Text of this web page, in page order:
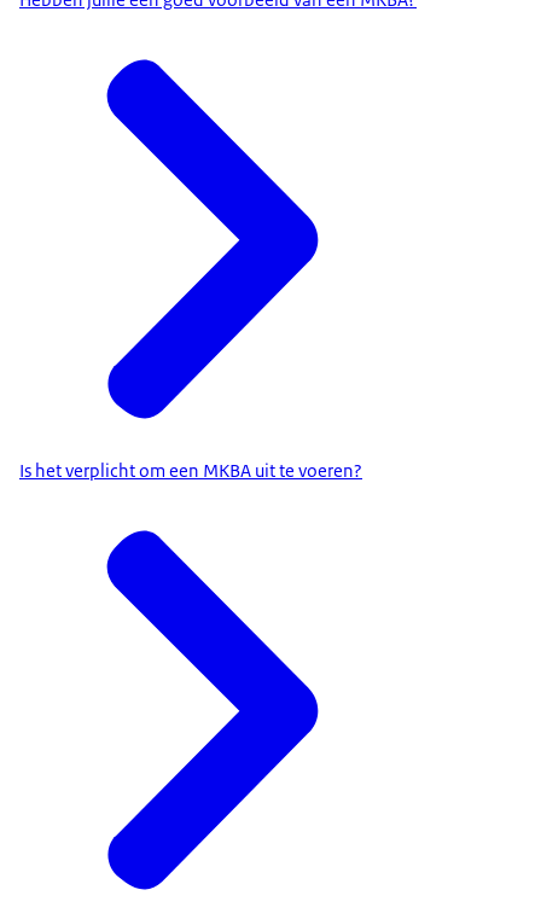
Is het verplicht om een MKBA uit te voeren?